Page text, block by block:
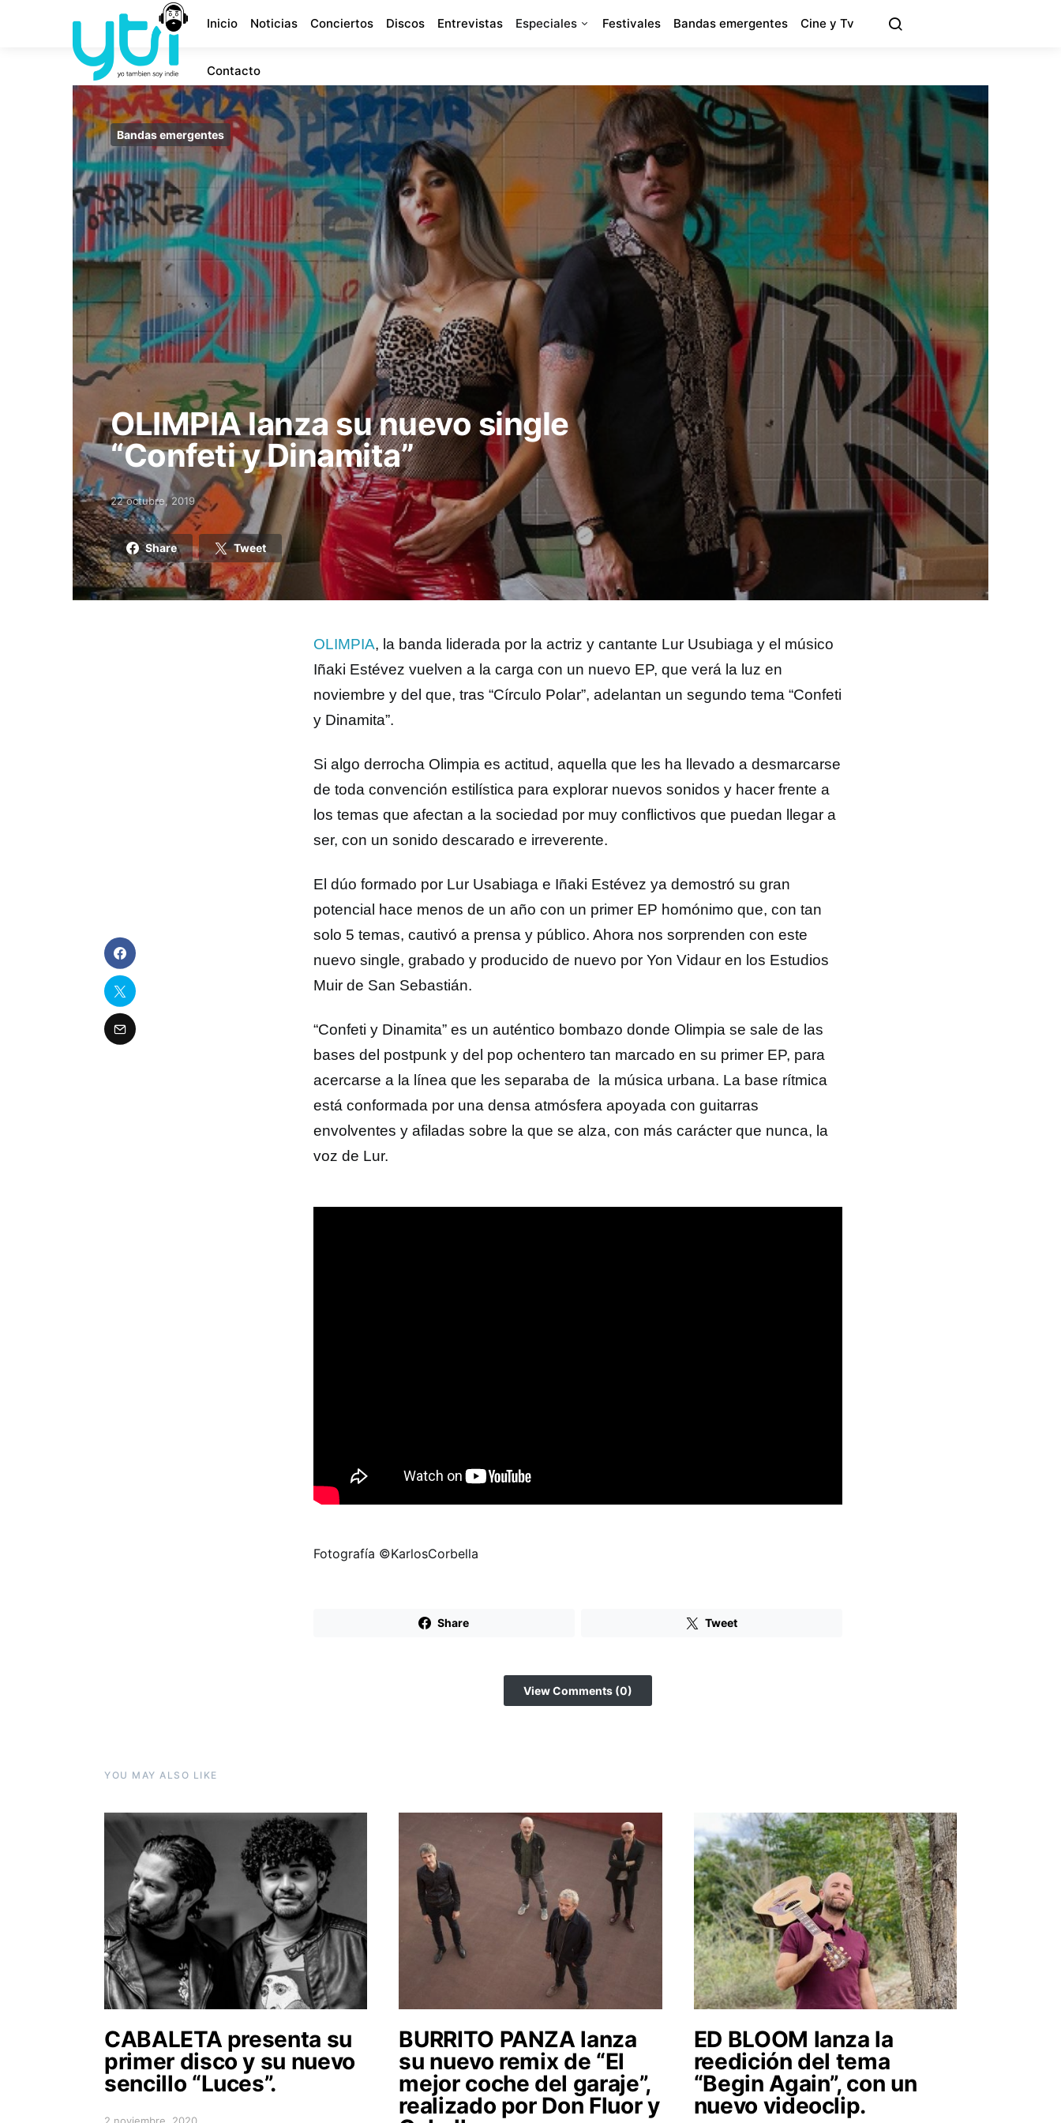
Inicio Noticias Conciertos Discos Entrevistas Especiales Festivales Bandas emergentes Cine y Tv
Contacto
Bandas emergentes
OLIMPIA lanza su nuevo single
“Confeti y Dinamita”
Posted on
22 octubre, 2019
Share Tweet
OLIMPIA, la banda liderada por la actriz y cantante Lur Usubiaga y el músico
Iñaki Estévez vuelven a la carga con un nuevo EP, que verá la luz en
noviembre y del que, tras “Círculo Polar”, adelantan un segundo tema “Confeti
y Dinamita”.
Si algo derrocha Olimpia es actitud, aquella que les ha llevado a desmarcarse
de toda convención estilística para explorar nuevos sonidos y hacer frente a
los temas que afectan a la sociedad por muy conflictivos que puedan llegar a
ser, con un sonido descarado e irreverente.
El dúo formado por Lur Usabiaga e Iñaki Estévez ya demostró su gran
potencial hace menos de un año con un primer EP homónimo que, con tan
solo 5 temas, cautivó a prensa y público. Ahora nos sorprenden con este
nuevo single, grabado y producido de nuevo por Yon Vidaur en los Estudios
Muir de San Sebastián.
“Confeti y Dinamita” es un auténtico bombazo donde Olimpia se sale de las
bases del postpunk y del pop ochentero tan marcado en su primer EP, para
acercarse a la línea que les separaba de la música urbana. La base rítmica
está conformada por una densa atmósfera apoyada con guitarras
envolventes y afiladas sobre la que se alza, con más carácter que nunca, la
voz de Lur.
Fotografía ©KarlosCorbella
Share Tweet
View Comments (0)
YOU MAY ALSO LIKE
CABALETA presenta su
primer disco y su nuevo
sencillo “Luces”.
BURRITO PANZA lanza
su nuevo remix de “El
mejor coche del garaje”,
realizado por Don Fluor y
ED BLOOM lanza la
reedición del tema
“Begin Again”, con un
nuevo videoclip.